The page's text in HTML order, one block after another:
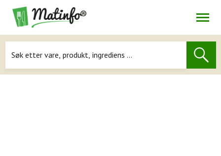
Navigasjon